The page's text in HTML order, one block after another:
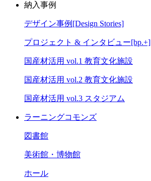
納入事例
デザイン事例[Design Stories]
プロジェクト & インタビュー[bp.+]
国産材活用 vol.1 教育文化施設
国産材活用 vol.2 教育文化施設
国産材活用 vol.3 スタジアム
ラーニングコモンズ
図書館
美術館・博物館
ホール